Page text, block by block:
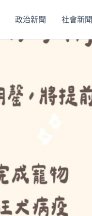
政治新聞 社會新聞